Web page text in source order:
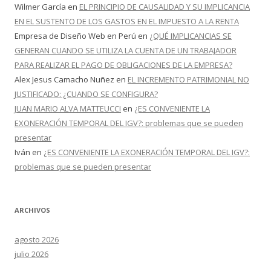
Wilmer García en EL PRINCIPIO DE CAUSALIDAD Y SU IMPLICANCIA
EN EL SUSTENTO DE LOS GASTOS EN EL IMPUESTO A LA RENTA
Empresa de Diseño Web en Perú en ¿QUÉ IMPLICANCIAS SE
GENERAN CUANDO SE UTILIZA LA CUENTA DE UN TRABAJADOR
PARA REALIZAR EL PAGO DE OBLIGACIONES DE LA EMPRESA?
Alex Jesus Camacho Nuñez en EL INCREMENTO PATRIMONIAL NO
JUSTIFICADO: ¿CUANDO SE CONFIGURA?
JUAN MARIO ALVA MATTEUCCI en ¿ES CONVENIENTE LA
EXONERACIÓN TEMPORAL DEL IGV?: problemas que se pueden
presentar
Iván en ¿ES CONVENIENTE LA EXONERACIÓN TEMPORAL DEL IGV?:
problemas que se pueden presentar
ARCHIVOS
agosto 2026
julio 2026